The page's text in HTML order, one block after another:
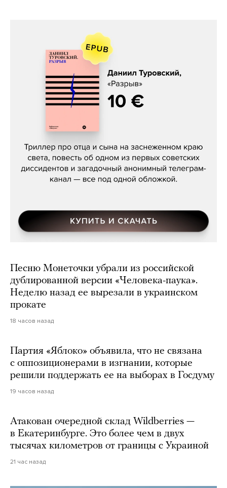
Даниил Туровский, «Разрыв»
Песню Монеточки убрали из российской
дублированной версии «Человека-паука».
Неделю назад ее вырезали в украинском
прокате
18 часов назад
Партия «Яблоко» объявила, что не связана
с оппозиционерами в изгнании, которые
решили поддержать ее на выборах в Госдуму
19 часов назад
Атакован очередной склад Wildberries —
в Екатеринбурге. Это более чем в двух
тысячах километров от границы с Украиной
21 час назад